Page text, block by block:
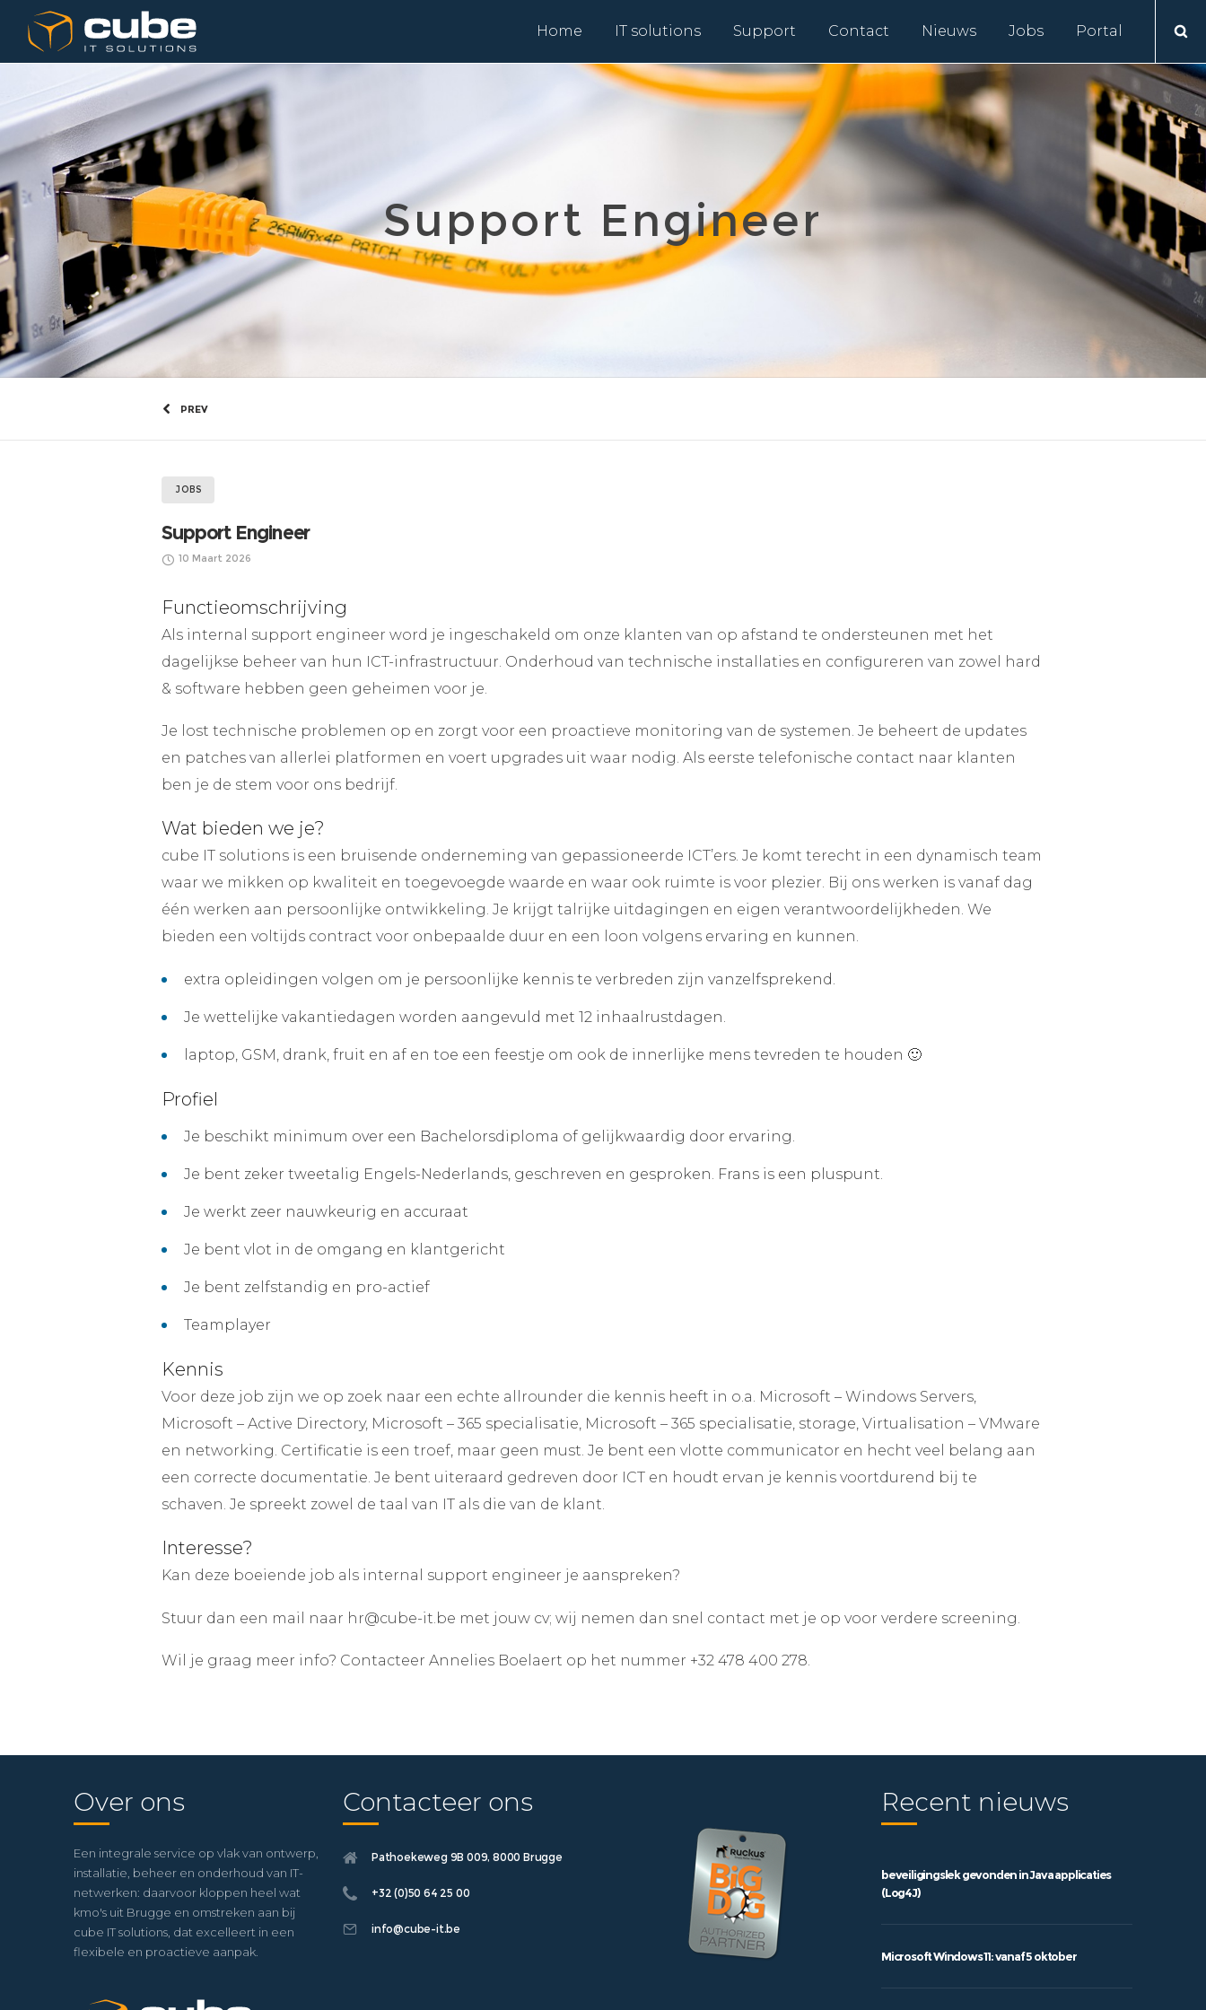
Home IT solutions Support Contact Nieuws Jobs Portal
Support Engineer
PREV
JOBS
Support Engineer
10 Maart 2026
Functieomschrijving
Als internal support engineer word je ingeschakeld om onze klanten van op afstand te ondersteunen met het
dagelijkse beheer van hun ICT-infrastructuur. Onderhoud van technische installaties en configureren van zowel hard
& software hebben geen geheimen voor je.
Je lost technische problemen op en zorgt voor een proactieve monitoring van de systemen. Je beheert de updates
en patches van allerlei platformen en voert upgrades uit waar nodig. Als eerste telefonische contact naar klanten
ben je de stem voor ons bedrijf.
Wat bieden we je?
cube IT solutions is een bruisende onderneming van gepassioneerde ICT’ers. Je komt terecht in een dynamisch team
waar we mikken op kwaliteit en toegevoegde waarde en waar ook ruimte is voor plezier. Bij ons werken is vanaf dag
één werken aan persoonlijke ontwikkeling. Je krijgt talrijke uitdagingen en eigen verantwoordelijkheden. We
bieden een voltijds contract voor onbepaalde duur en een loon volgens ervaring en kunnen.
extra opleidingen volgen om je persoonlijke kennis te verbreden zijn vanzelfsprekend.
Je wettelijke vakantiedagen worden aangevuld met 12 inhaalrustdagen.
laptop, GSM, drank, fruit en af en toe een feestje om ook de innerlijke mens tevreden te houden 🙂
Profiel
Je beschikt minimum over een Bachelorsdiploma of gelijkwaardig door ervaring.
Je bent zeker tweetalig Engels-Nederlands, geschreven en gesproken. Frans is een pluspunt.
Je werkt zeer nauwkeurig en accuraat
Je bent vlot in de omgang en klantgericht
Je bent zelfstandig en pro-actief
Teamplayer
Kennis
Voor deze job zijn we op zoek naar een echte allrounder die kennis heeft in o.a. Microsoft – Windows Servers,
Microsoft – Active Directory, Microsoft – 365 specialisatie, Microsoft – 365 specialisatie, storage, Virtualisation – VMware
en networking. Certificatie is een troef, maar geen must. Je bent een vlotte communicator en hecht veel belang aan
een correcte documentatie. Je bent uiteraard gedreven door ICT en houdt ervan je kennis voortdurend bij te
schaven. Je spreekt zowel de taal van IT als die van de klant.
Interesse?
Kan deze boeiende job als internal support engineer je aanspreken?
Stuur dan een mail naar hr@cube-it.be met jouw cv; wij nemen dan snel contact met je op voor verdere screening.
Wil je graag meer info? Contacteer Annelies Boelaert op het nummer +32 478 400 278.
Over ons
Een integrale service op vlak van ontwerp,
installatie, beheer en onderhoud van IT-
netwerken: daarvoor kloppen heel wat
kmo's uit Brugge en omstreken aan bij
cube IT solutions, dat excelleert in een
flexibele en proactieve aanpak.
Contacteer ons
Pathoekeweg 9B 009, 8000 Brugge
+32 (0)50 64 25 00
info@cube-it.be
Recent nieuws
beveiligingslek gevonden in Java applicaties
(Log4J)
Microsoft Windows 11: vanaf 5 oktober